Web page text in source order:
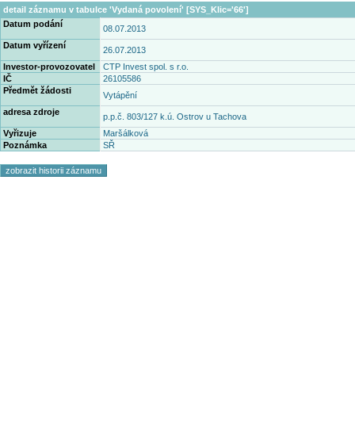
detail záznamu v tabulce 'Vydaná povolení' [SYS_Klic='66']
Datum podání
08.07.2013
Datum vyřízení
26.07.2013
Investor-provozovatel
CTP Invest spol. s r.o.
IČ
26105586
Předmět žádosti
Vytápění
adresa zdroje
p.p.č. 803/127 k.ú. Ostrov u Tachova
Vyřizuje
Maršálková
Poznámka
SŘ